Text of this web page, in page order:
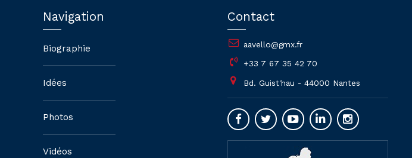
Navigation
Biographie
Idées
Photos
Vidéos
Contact
aavello@gmx.fr
+33 7 67 35 42 70
Bd. Guist'hau - 44000 Nantes